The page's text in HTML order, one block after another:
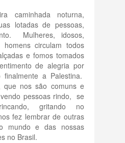
caminhada noturna,
lotadas de pessoas,
Mulheres, idosos,
circulam todos
e fomos tomados
de alegria por
finalmente a Palestina.
que nos são comuns e
pessoas rindo, se
gritando no
fez lembrar de outras
mundo e das nossas
no Brasil.